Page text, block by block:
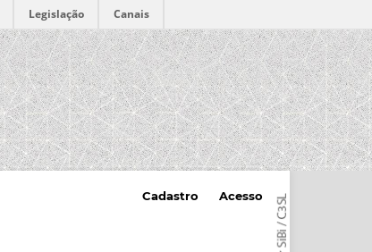
Legislação Canais
Cadastro Acesso